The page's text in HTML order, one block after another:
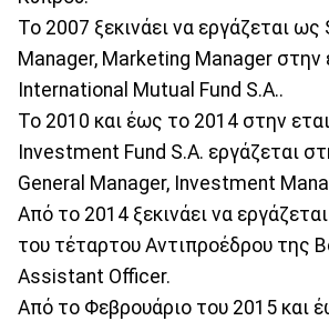
Το 2007 ξεκινάει να εργάζεται ως
Manager, Marketing Manager στην
International Mutual Fund S.A..
Το 2010 και έως το 2014 στην
Investment Fund S.A. εργάζεται
General Manager, Investment
Από το 2014 ξεκινάει να
του τέταρτου Αντιπροέδρου της
Assistant Officer.
Από το Φεβρουάριο του 2015 και